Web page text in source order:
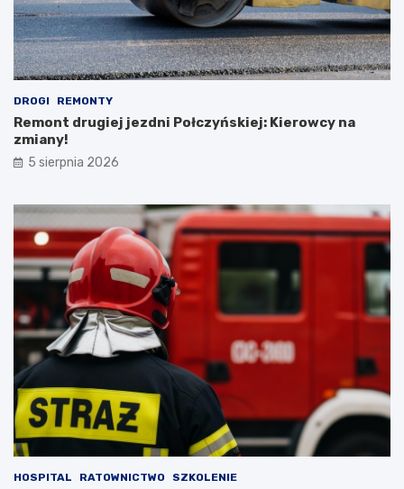
DROGI REMONTY
Remont drugiej jezdni Połczyńskiej: Kierowcy na
zmiany!
5 sierpnia 2026
HOSPITAL RATOWNICTWO SZKOLENIE